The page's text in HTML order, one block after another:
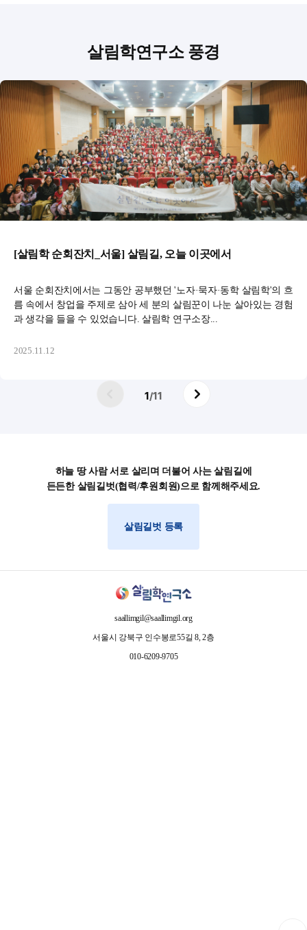
살림학연구소 풍경
[살림학 순회잔치_서울] 살림길, 오늘 이곳에서
서울 순회잔치에서는 그동안 공부했던 '노자·묵자·동학 살림학'의 흐
름 속에서 창업을 주제로 삼아 세 분의 살림꾼이 나눈 살아있는 경험
과 생각을 들을 수 있었습니다. 살림학 연구소장...
2025.11.12
1 /11
하늘 땅 사람 서로 살리며 더불어 사는 살림길에
든든한 살림길벗(협력/후원회원)으로 함께해주세요.
살림길벗 등록
saallimgil@saallimgil.org
서울시 강북구 인수봉로55길 8, 2층
010-6209-9705